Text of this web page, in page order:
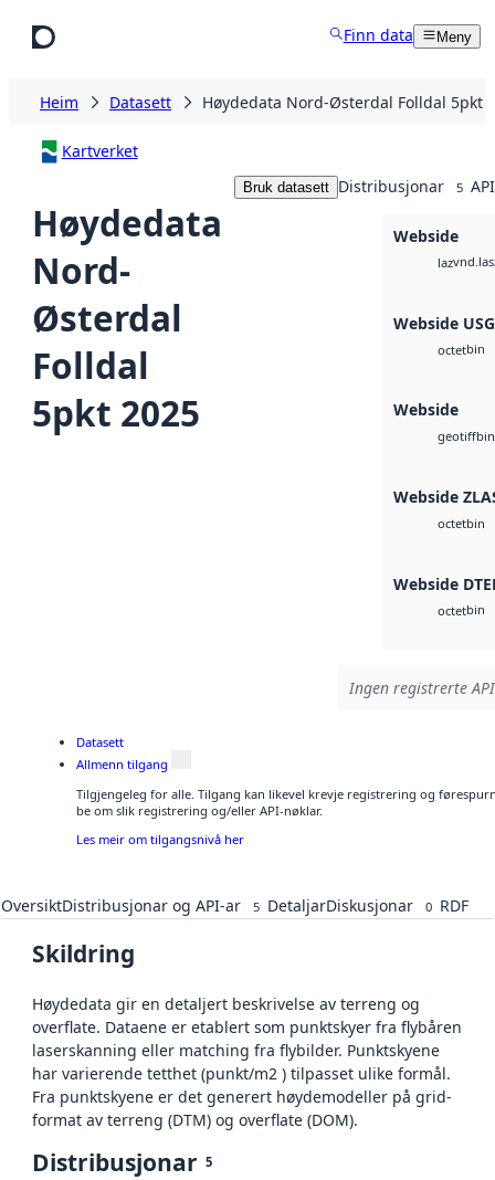
Finn data Meny
Heim Datasett Høydedata Nord-Østerdal Folldal 5pkt
Kartverket
Høydedata
Nord-
Østerdal
Folldal
5pkt 2025
Bruk datasett Distribusjonar 5
Webside
laz
Webside
octetbin
Webside
geotiffbin
Webside
octetbin
Webside
octetbin
Ingen registrerte
Datasett
Allmenn tilgang
Tilgjengeleg for alle. Tilgang kan likevel krevje registrering og
be om slik registrering og/eller API-nøklar.
Les meir om tilgangsnivå her
OversiktDistribusjonar og API-ar 5 DetaljarDiskusjonar 0 RDF
Skildring
Høydedata gir en detaljert beskrivelse av terreng og
overflate. Dataene er etablert som punktskyer fra flybåren
laserskanning eller matching fra flybilder. Punktskyene
har varierende tetthet (punkt/m2 ) tilpasset ulike formål.
Fra punktskyene er det generert høydemodeller på grid-
format av terreng (DTM) og overflate (DOM).
Distribusjonar 5